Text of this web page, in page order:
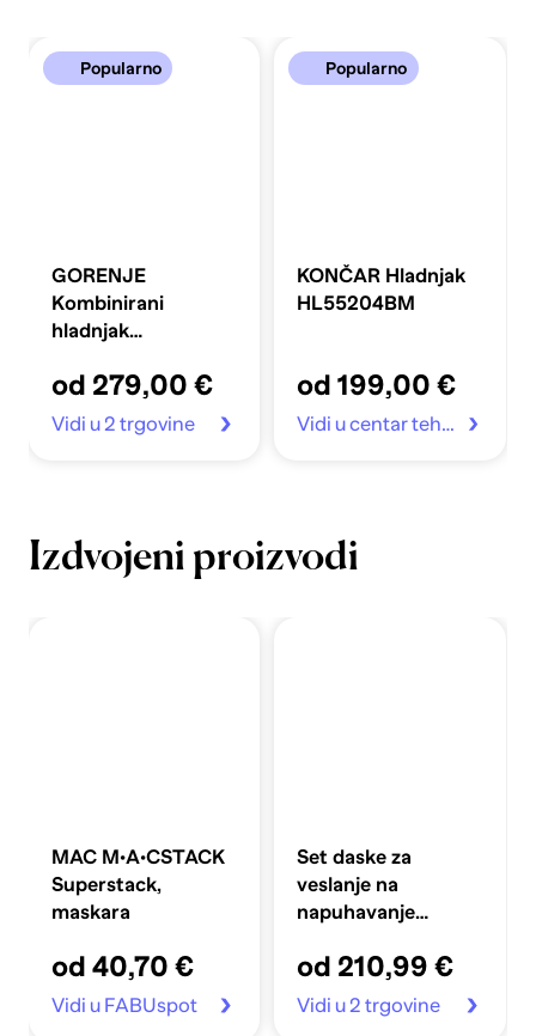
Popularno
GORENJE
Kombinirani
hladnjak
od 279,00 €
Vidi u 2 trgovine
Popularno
KONČAR Hladnjak
HL55204BM
od 199,00 €
Vidi u centar tehnike
Izdvojeni proizvodi
MAC M·A·CSTACK
Superstack,
maskara
od 40,70 €
Vidi u FABUspot
Set daske za
veslanje na
napuhavanje
plavi
od 210,99 €
Vidi u 2 trgovine